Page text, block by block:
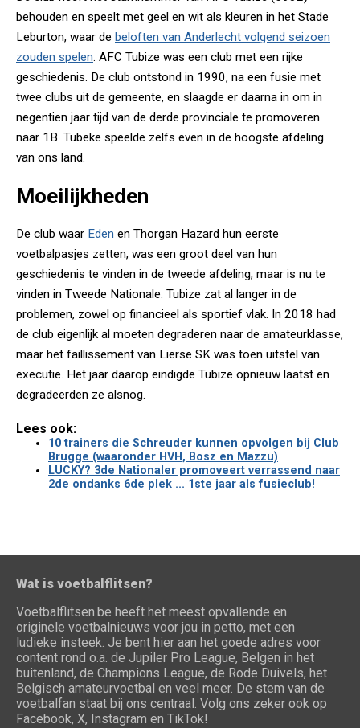
behouden en speelt met geel en wit als kleuren in het Stade
Leburton, waar de beloften van Anderlecht volgend seizoen
zouden spelen. AFC Tubize was een club met een rijke
geschiedenis. De club ontstond in 1990, na een fusie met
twee clubs uit de gemeente, en slaagde er daarna in om in
negentien jaar tijd van de derde provinciale te promoveren
naar 1B. Tubeke speelde zelfs even in de hoogste afdeling
van ons land.
Moeilijkheden
De club waar Eden en Thorgan Hazard hun eerste
voetbalpasjes zetten, was een groot deel van hun
geschiedenis te vinden in de tweede afdeling, maar is nu te
vinden in Tweede Nationale. Tubize zat al langer in de
problemen, zowel op financieel als sportief vlak. In 2018 had
de club eigenlijk al moeten degraderen naar de amateurklasse,
maar het faillissement van Lierse SK was toen uitstel van
executie. Het jaar daarop eindigde Tubize opnieuw laatst en
degradeerden ze alsnog.
Lees ook:
10 trainers die Schreuder kunnen opvolgen bij Club
Brugge (waaronder HVH, Bosz en Mazzu)
LUCKY? 3de Nationaler promoveert verrassend naar
2de ondanks 6de plek ... 1ste jaar als fusieclub!
Wat is voetbalflitsen?
Voetbalflitsen.be heeft het meest opvallende en
originele voetbalnieuws voor jou in petto, met een
ludieke insteek. Je bent hier aan het goede adres voor
content rond o.a. de Jupiler Pro League, Belgen in het
buitenland, de Champions League, de Rode Duivels, het
Belgisch amateurvoetbal en veel meer. De stem van de
voetbalfan staat bij ons centraal. Volg ons zeker ook op
Facebook, X, Instagram en TikTok!